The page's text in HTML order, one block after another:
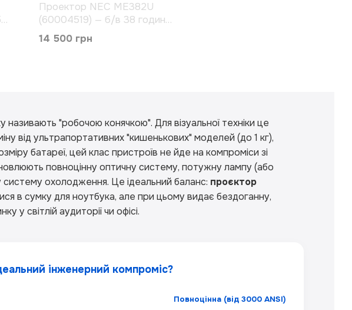
називають "робочою конячкою". Для візуальної техніки це
від ультрапортативних "кишенькових" моделей (до 1 кг),
батареї, цей клас пристроїв не йде на компроміси зі
повноцінну оптичну систему, потужну лампу (або
охолодження. Це ідеальний баланс: проєктор
в сумку для ноутбука, але при цьому видає бездоганну,
у світлій аудиторії чи офісі.
інженерний компроміс?
Повноцінна (від 3000 ANSI)
Проектор NEC ME382U
(60004519) — б/в 38 годин
напрацювання
14 500 грн